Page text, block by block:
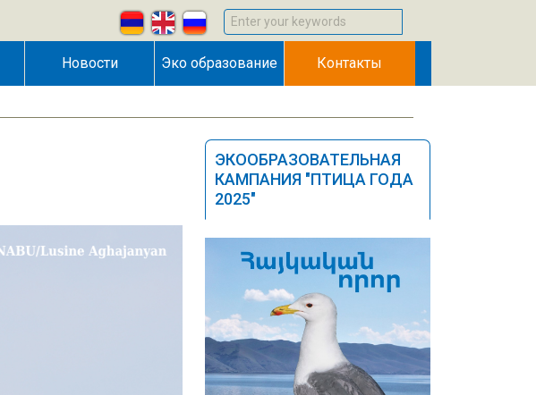
Enter your keywords
Новости Эко образование Контакты
ЭКООБРАЗОВАТЕЛЬНАЯ
КАМПАНИЯ "ПТИЦА ГОДА
2025"